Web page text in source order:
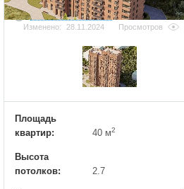
Добавить фотографию
Изменено:
28.11.2024 Просмотров
Площадь
квартир:
40 м2
Высота
потолков:
2.7